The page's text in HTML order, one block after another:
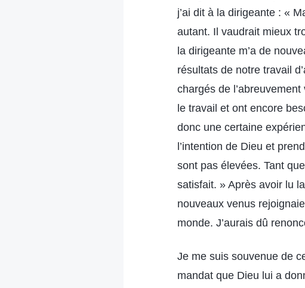
j’ai dit à la dirigeante : «
autant. Il vaudrait mieux
la dirigeante m’a de
résultats de notre travail
chargés de
le travail et ont encore
donc une certaine
l’intention de Dieu et
sont pas élevées. Tant
satisfait. » Après avoir lu
nouveaux venus
monde. J’aurais dû
Je me suis souvenue de
mandat que Dieu lui a